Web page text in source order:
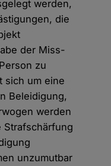
werden,
die
der Miss-
zu
sich um eine
Beleidigung,
werden
Strafschärfung
unzumutbar